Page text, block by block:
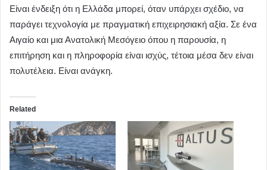
Είναι ένδειξη ότι η Ελλάδα μπορεί, όταν υπάρχει σχέδιο, να
παράγει τεχνολογία με πραγματική επιχειρησιακή αξία. Σε ένα
Αιγαίο και μια Ανατολική Μεσόγειο όπου η παρουσία, η
επιτήρηση και η πληροφορία είναι ισχύς, τέτοια μέσα δεν είναι
πολυτέλεια. Είναι ανάγκη.
Related